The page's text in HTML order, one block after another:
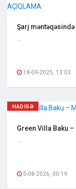
Şarj
...
18-09-2025, 13:03
HADISƏ
Green Villa Baku –
...
5-08-2026, 00:19